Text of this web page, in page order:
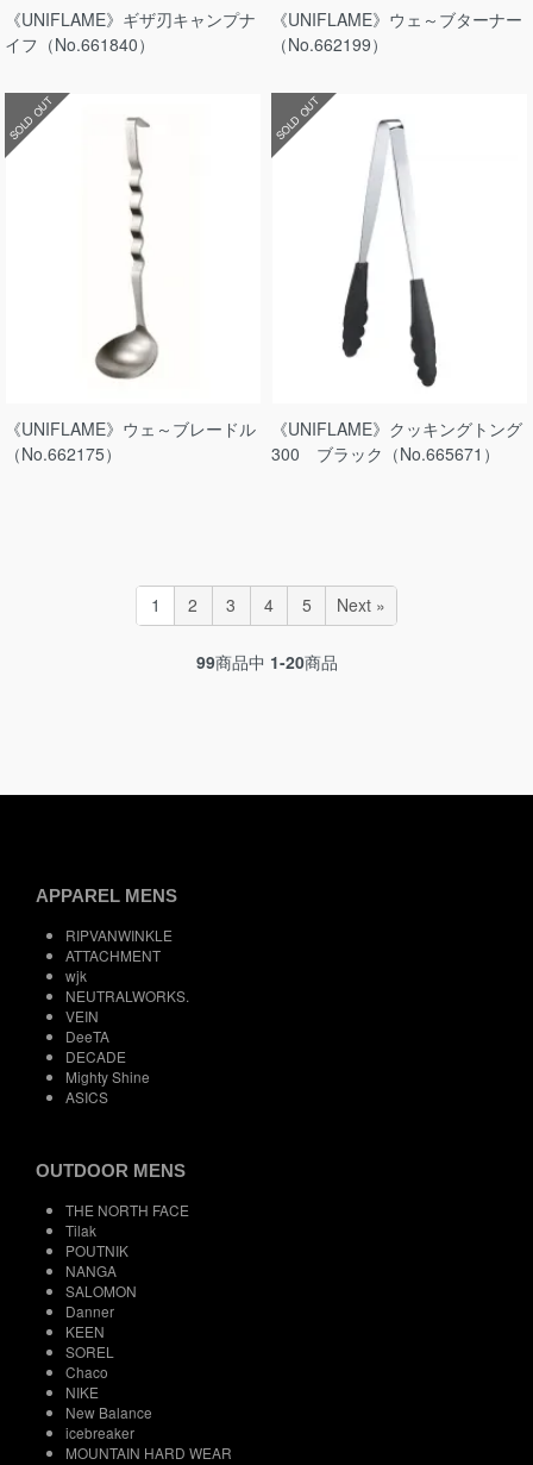
《UNIFLAME》ギザ刃キャンプナ
イフ（No.661840）
《UNIFLAME》ウェ～ブターナー
（No.662199）
SOLD OUT
《UNIFLAME》ウェ～ブレードル
（No.662175）
SOLD OUT
《UNIFLAME》クッキングトング
300 ブラック（No.665671）
1 2 3 4 5 Next »
99商品中 1-20商品
APPAREL MENS
RIPVANWINKLE
ATTACHMENT
wjk
NEUTRALWORKS.
VEIN
DeeTA
DECADE
Mighty Shine
ASICS
OUTDOOR MENS
THE NORTH FACE
Tilak
POUTNIK
NANGA
SALOMON
Danner
KEEN
SOREL
Chaco
NIKE
New Balance
icebreaker
MOUNTAIN HARD WEAR